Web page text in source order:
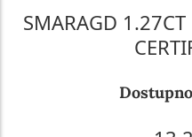
SMARAGD